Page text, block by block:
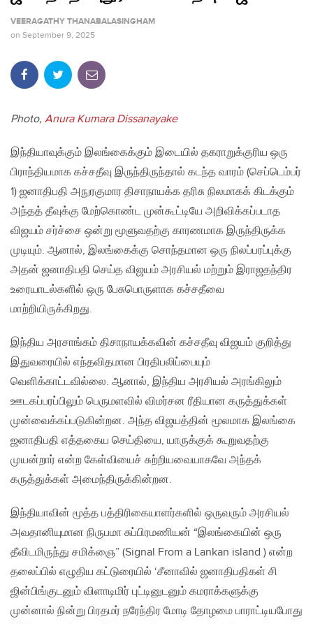
VEERAGATHY THANABALASINGHAM
on September 9, 2025
Photo, Anura Kumara Dissanayake
இந்தியாவுக்கும் இலங்கைக்கும் இடையில் தகராறுக்குரிய ஒரு
பிராந்தியமாக கச்சதீவு இருந்திருந்தால் கடந்த வாரம் (செப்டெம்பர்
1) ஜனாதிபதி அநுரகுமார திசாநாயக்க தரிசு நிலமாகக் கிடக்கும்
அந்தத் தீவுக்கு மேற்கொண்ட முன்கூட்டியே அறிவிக்கப்படாத
விஜயம் சர்ச்சை ஒன்று மூளுவதற்கு காரணமாக இருந்திருக்க
முடியும். ஆனால், இலங்கைக்கு சொந்தமான ஒரு நிலப்பரப்புக்கு
அதன் ஜனாதிபதி செய்த விஜயம் அரசியல் மற்றும் இராஜதந்திர
உரையாடல்களில் ஒரு பேசுபொருளாக கச்சதீவை
மாற்றியிருக்கிறது.
இந்திய அரசாங்கம் திசாநாயக்கவின் கச்சதீவு விஜயம் குறித்து
இதுவரையில் எந்தவிதமான பிரதிபலிப்பையும்
வெளிக்காட்டவில்லை. ஆனால், இந்திய அரசியல் அரங்கிலும்
ஊடகப்பரப்பிலும் பெருமளவில் விமர்சன ரீதியான கருத்துக்கள்
முன்வைக்கப்படுகின்றன. அந்த விஜயத்தின் மூலமாக இலங்கை
ஜனாதிபதி எத்தகைய செய்தியை, யாருக்குக் கூறுவதற்கு
முயன்றார் என்ற கேள்வியைச் சுற்றியவையாகவே அந்தக்
கருத்துக்கள் அமைந்திருக்கின்றன.
இந்தியாவின் மூத்த பத்திரிகையாளர்களில் ஒருவரும் அரசியல்
அவதானியுமான நிருபமா சுப்பிரமணியன் “இலங்கையின் ஒரு
தீவிடமிருந்து சமிக்ஞை” (Signal From a Lankan island ) என்ற
தலைப்பில் எழுதிய கட்டுரையில் ‘சீனாவில் ஜனாதிபதிகள் சி
ஜின்பிங்குடனும் விளாடிமிர் புட்டினுடனும் கமராக்களுக்கு
முன்னால் நின்று பிரதமர் நரேந்திர மோடி தோழமை பாராட்டியபோது